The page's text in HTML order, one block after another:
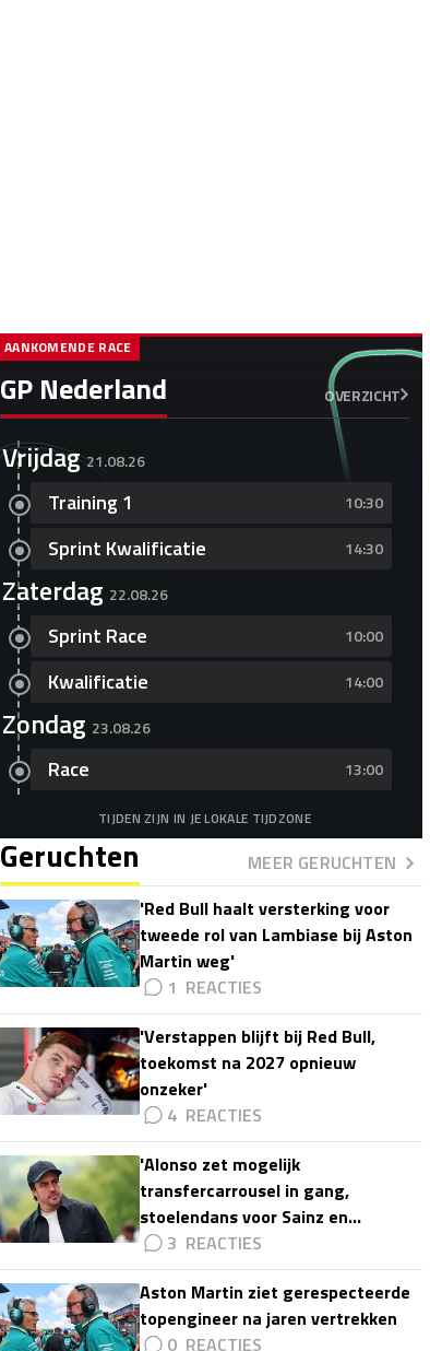
GP Nederland OVERZICHT
AANKOMENDE RACE
Vrijdag 21.08.26
Training 1 10:30
Sprint Kwalificatie 14:30
Zaterdag 22.08.26
Sprint Race 10:00
Kwalificatie 14:00
Zondag 23.08.26
Race 13:00
TIJDEN ZIJN IN JE LOKALE TIJDZONE
Geruchten
MEER GERUCHTEN
'Red Bull haalt versterking voor
tweede rol van Lambiase bij Aston
Martin weg'
1
'Verstappen blijft bij Red Bull,
toekomst na 2027 opnieuw
onzeker'
4
'Alonso zet mogelijk
transfercarrousel in gang,
stoelendans voor Sainz en
Colapinto'
3
Aston Martin ziet gerespecteerde
topengineer na jaren vertrekken
0